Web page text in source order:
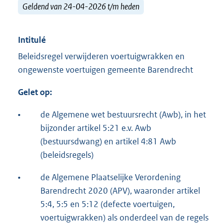
Geldend van 24-04-2026 t/m heden
Intitulé
Beleidsregel verwijderen voertuigwrakken en
ongewenste voertuigen gemeente Barendrecht
Gelet op:
•
de Algemene wet bestuursrecht (Awb), in het
bijzonder artikel 5:21 e.v. Awb
(bestuursdwang) en artikel 4:81 Awb
(beleidsregels)
•
de Algemene Plaatselijke Verordening
Barendrecht 2020 (APV), waaronder artikel
5:4, 5:5 en 5:12 (defecte voertuigen,
voertuigwrakken) als onderdeel van de regels